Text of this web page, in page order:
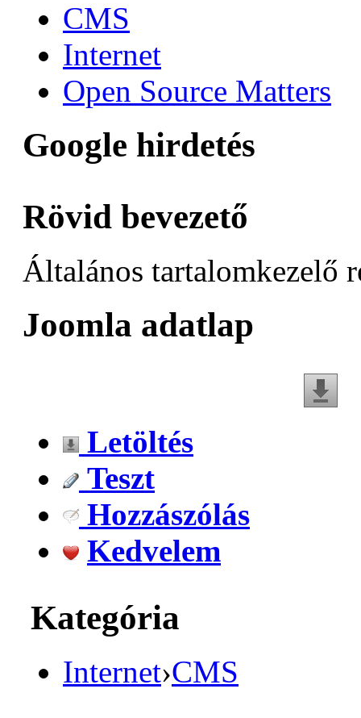
CMS
Internet
Open Source Matters
Google hirdetés
Rövid bevezető
Általános tartalomkezelő
Joomla adatlap
Letöltés
Teszt
Hozzászólás
Kedvelem
Kategória
Internet›CMS